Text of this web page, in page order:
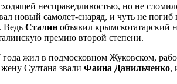
несправедливостью, но не
новый самолет-снаряд, и чуть не
Ведь Сталин объявил крымскотатарский
премию второй степени.
жил в подмосковном Жуковском,
жену Султана звали Фаина Данильченко,